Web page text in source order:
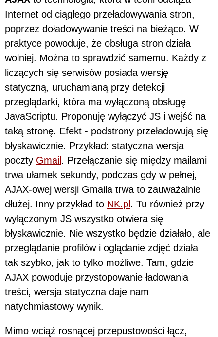
Internet od ciągłego przeładowywania stron,
poprzez doładowywanie treści na bieżąco. W
praktyce powoduje, że obsługa stron działa
wolniej. Można to sprawdzić samemu. Każdy z
liczących się serwisów posiada wersję
statyczną, uruchamianą przy detekcji
przeglądarki, która ma wyłączoną obsługę
JavaScriptu. Proponuję wyłączyć JS i wejść na
taką stronę. Efekt - podstrony przeładowują się
błyskawicznie. Przykład: statyczna wersja
poczty Gmail . Przełączanie się między mailami
trwa ułamek sekundy, podczas gdy w pełnej,
AJAX-owej wersji Gmaila trwa to zauważalnie
dłużej. Inny przykład to NK.pl . Tu również przy
wyłączonym JS wszystko otwiera się
błyskawicznie. Nie wszystko będzie działało, ale
przeglądanie profilów i oglądanie zdjęć działa
tak szybko, jak to tylko możliwe. Tam, gdzie
AJAX powoduje przystopowanie ładowania
treści, wersja statyczna daje nam
natychmiastowy wynik.
Mimo wciąż rosnącej przepustowości łącz,